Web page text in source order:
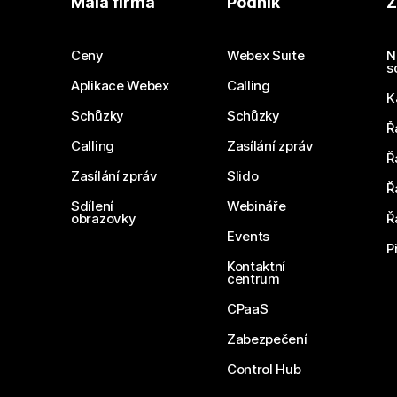
Ceny
Aplikace Webex
Schůzky
Calling
Zasílání zpráv
Sdílení
obrazovky
Webex Suite
Calling
Schůzky
Zasílání zpráv
Slido
Webináře
Events
Kontaktní
centrum
CPaaS
Zabezpečení
Control Hub